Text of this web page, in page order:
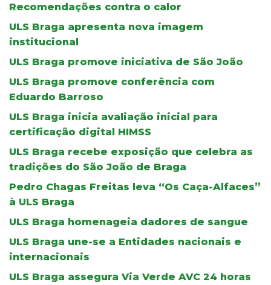
Recomendações contra o calor
ULS Braga apresenta nova imagem
institucional
ULS Braga promove iniciativa de São João
ULS Braga promove conferência com
Eduardo Barroso
ULS Braga inicia avaliação inicial para
certificação digital HIMSS
ULS Braga recebe exposição que celebra as
tradições do São João de Braga
Pedro Chagas Freitas leva “Os Caça-Alfaces”
à ULS Braga
ULS Braga homenageia dadores de sangue
ULS Braga une-se a Entidades nacionais e
internacionais
ULS Braga assegura Via Verde AVC 24 horas